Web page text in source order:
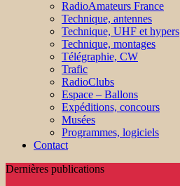
RadioAmateurs France
Technique, antennes
Technique, UHF et hypers
Technique, montages
Télégraphie, CW
Trafic
RadioClubs
Espace – Ballons
Expéditions, concours
Musées
Programmes, logiciels
Contact
Dernières publications